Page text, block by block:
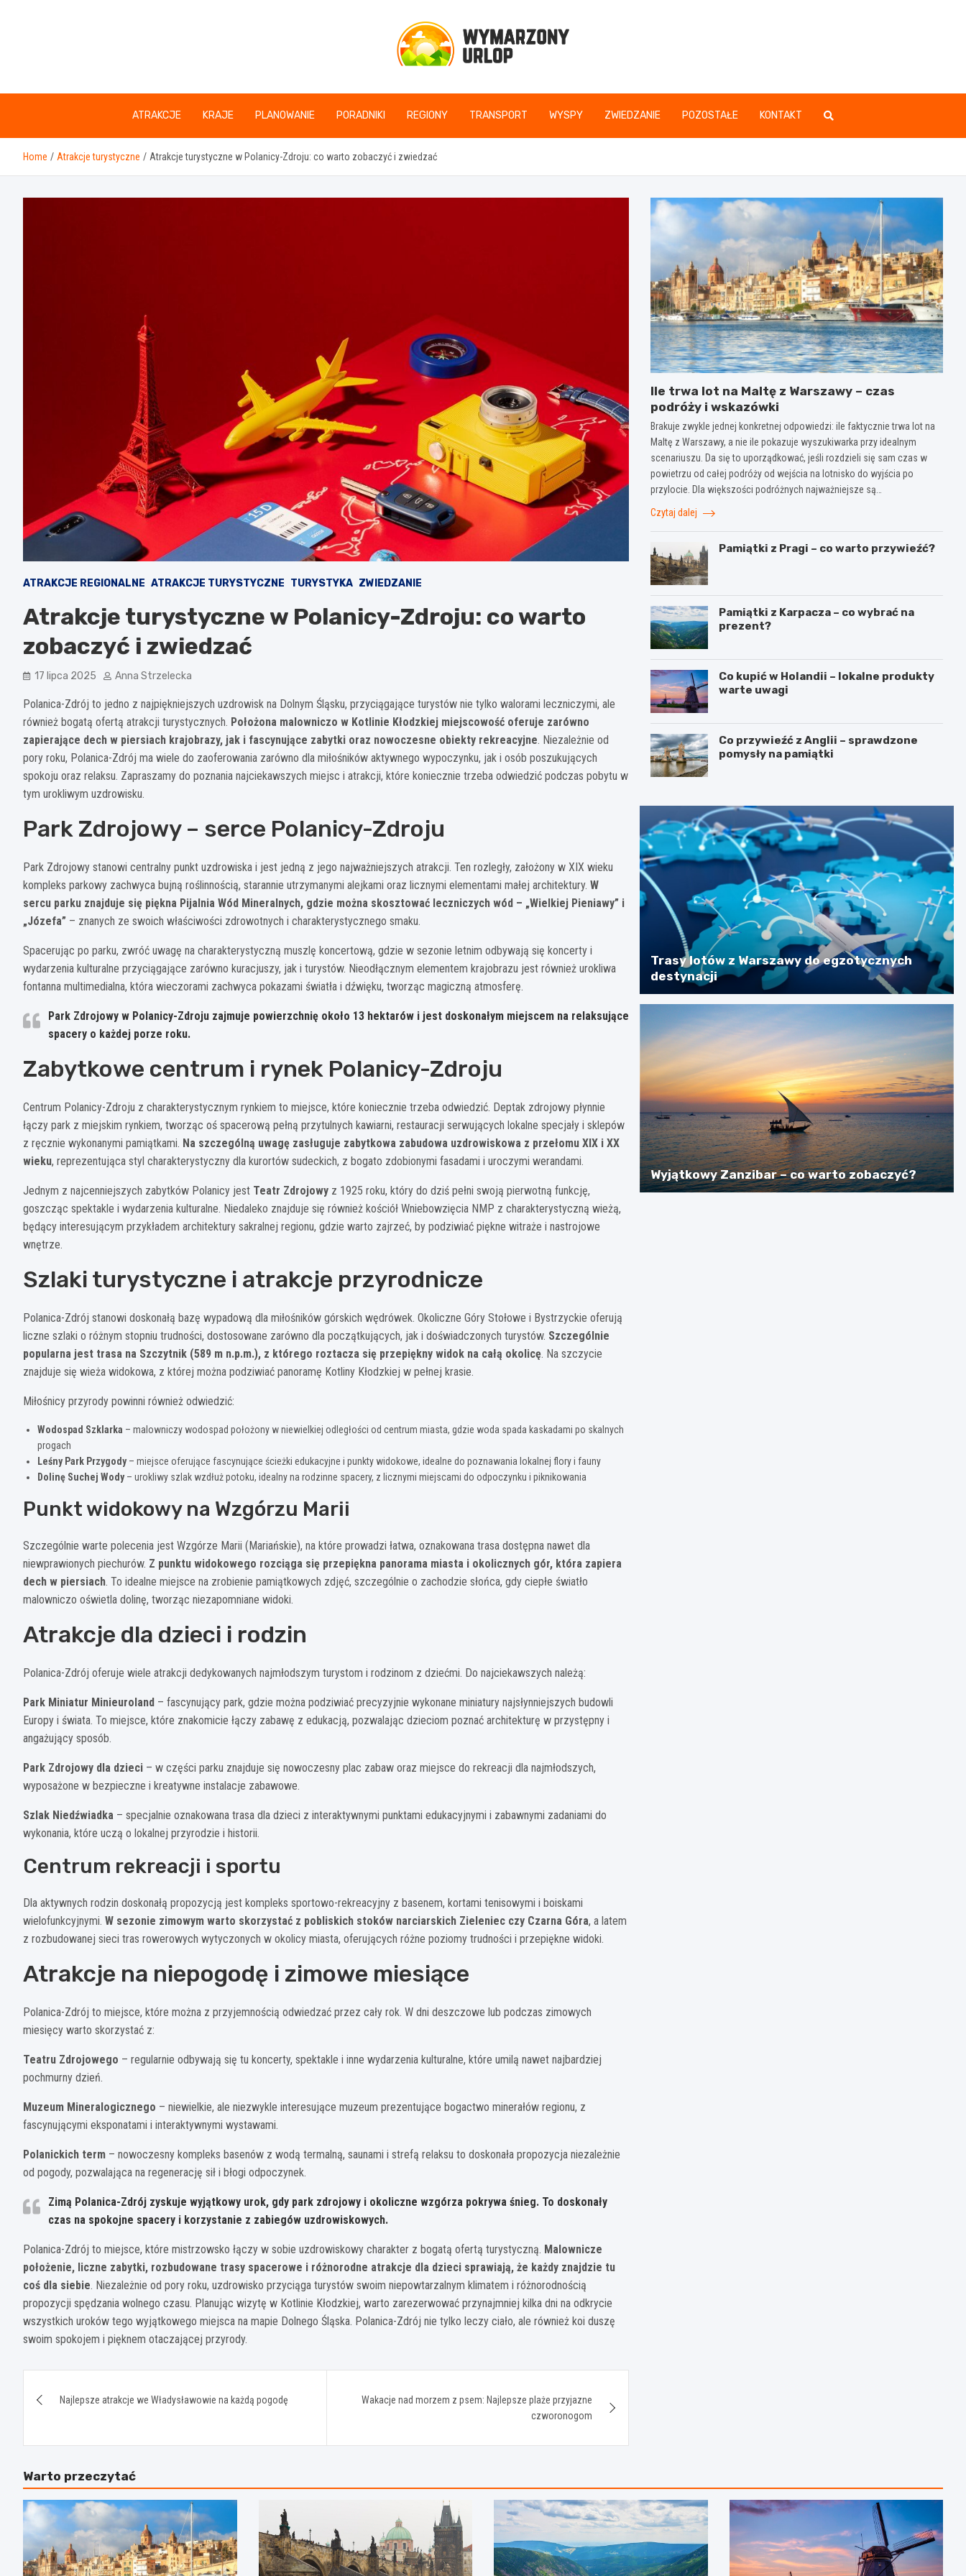
www.wymarzonyurlop.pl
ATRAKCJE KRAJE PLANOWANIE PORADNIKI REGIONY TRANSPORT WYSPY ZWIEDZANIE POZOSTAŁE KONTAKT
Home Atrakcje turystyczne Atrakcje turystyczne w Polanicy-Zdroju: co warto zobaczyć i zwiedzać
ATRAKCJE REGIONALNE ATRAKCJE TURYSTYCZNE TURYSTYKA ZWIEDZANIE
Atrakcje turystyczne w Polanicy-Zdroju: co warto
zobaczyć i zwiedzać
17 lipca 2025 Anna Strzelecka
Polanica-Zdrój to jedno z najpiękniejszych uzdrowisk na Dolnym Śląsku, przyciągające turystów nie tylko walorami leczniczymi, ale
również bogatą ofertą atrakcji turystycznych. Położona malowniczo w Kotlinie Kłodzkiej miejscowość oferuje zarówno
zapierające dech w piersiach krajobrazy, jak i fascynujące zabytki oraz nowoczesne obiekty rekreacyjne. Niezależnie od
pory roku, Polanica-Zdrój ma wiele do zaoferowania zarówno dla miłośników aktywnego wypoczynku, jak i osób poszukujących
spokoju oraz relaksu. Zapraszamy do poznania najciekawszych miejsc i atrakcji, które koniecznie trzeba odwiedzić podczas pobytu w
tym urokliwym uzdrowisku.
Park Zdrojowy – serce Polanicy-Zdroju
Park Zdrojowy stanowi centralny punkt uzdrowiska i jest jedną z jego najważniejszych atrakcji. Ten rozległy, założony w XIX wieku
kompleks parkowy zachwyca bujną roślinnością, starannie utrzymanymi alejkami oraz licznymi elementami małej architektury. W
sercu parku znajduje się piękna Pijalnia Wód Mineralnych, gdzie można skosztować leczniczych wód – „Wielkiej Pieniawy” i
„Józefa” – znanych ze swoich właściwości zdrowotnych i charakterystycznego smaku.
Spacerując po parku, zwróć uwagę na charakterystyczną muszlę koncertową, gdzie w sezonie letnim odbywają się koncerty i
wydarzenia kulturalne przyciągające zarówno kuracjuszy, jak i turystów. Nieodłącznym elementem krajobrazu jest również urokliwa
fontanna multimedialna, która wieczorami zachwyca pokazami światła i dźwięku, tworząc magiczną atmosferę.
Park Zdrojowy w Polanicy-Zdroju zajmuje powierzchnię około 13 hektarów i jest doskonałym miejscem na relaksujące
spacery o każdej porze roku.
Zabytkowe centrum i rynek Polanicy-Zdroju
Centrum Polanicy-Zdroju z charakterystycznym rynkiem to miejsce, które koniecznie trzeba odwiedzić. Deptak zdrojowy płynnie
łączy park z miejskim rynkiem, tworząc oś spacerową pełną przytulnych kawiarni, restauracji serwujących lokalne specjały i sklepów
z ręcznie wykonanymi pamiątkami. Na szczególną uwagę zasługuje zabytkowa zabudowa uzdrowiskowa z przełomu XIX i XX
wieku, reprezentująca styl charakterystyczny dla kurortów sudeckich, z bogato zdobionymi fasadami i uroczymi werandami.
Jednym z najcenniejszych zabytków Polanicy jest Teatr Zdrojowy z 1925 roku, który do dziś pełni swoją pierwotną funkcję,
goszcząc spektakle i wydarzenia kulturalne. Niedaleko znajduje się również kościół Wniebowzięcia NMP z charakterystyczną wieżą,
będący interesującym przykładem architektury sakralnej regionu, gdzie warto zajrzeć, by podziwiać piękne witraże i nastrojowe
wnętrze.
Szlaki turystyczne i atrakcje przyrodnicze
Polanica-Zdrój stanowi doskonałą bazę wypadową dla miłośników górskich wędrówek. Okoliczne Góry Stołowe i Bystrzyckie oferują
liczne szlaki o różnym stopniu trudności, dostosowane zarówno dla początkujących, jak i doświadczonych turystów. Szczególnie
popularna jest trasa na Szczytnik (589 m n.p.m.), z którego roztacza się przepiękny widok na całą okolicę. Na szczycie
znajduje się wieża widokowa, z której można podziwiać panoramę Kotliny Kłodzkiej w pełnej krasie.
Miłośnicy przyrody powinni również odwiedzić:
Wodospad Szklarka – malowniczy wodospad położony w niewielkiej odległości od centrum miasta, gdzie woda spada kaskadami po skalnych
progach
Leśny Park Przygody– miejsce oferujące fascynujące ścieżki edukacyjne i punkty widokowe, idealne do poznawania lokalnej flory i fauny
Dolinę Suchej Wody– urokliwy szlak wzdłuż potoku, idealny na rodzinne spacery, z licznymi miejscami do odpoczynku i piknikowania
Punkt widokowy na Wzgórzu Marii
Szczególnie warte polecenia jest Wzgórze Marii (Mariańskie), na które prowadzi łatwa, oznakowana trasa dostępna nawet dla
niewprawionych piechurów. Z punktu widokowego rozciąga się przepiękna panorama miasta i okolicznych gór, która zapiera
dech w piersiach. To idealne miejsce na zrobienie pamiątkowych zdjęć, szczególnie o zachodzie słońca, gdy ciepłe światło
malowniczo oświetla dolinę, tworząc niezapomniane widoki.
Atrakcje dla dzieci i rodzin
Polanica-Zdrój oferuje wiele atrakcji dedykowanych najmłodszym turystom i rodzinom z dziećmi. Do najciekawszych należą:
Park Miniatur Minieuroland – fascynujący park, gdzie można podziwiać precyzyjnie wykonane miniatury najsłynniejszych budowli
Europy i świata. To miejsce, które znakomicie łączy zabawę z edukacją, pozwalając dzieciom poznać architekturę w przystępny i
angażujący sposób.
Park Zdrojowy dla dzieci – w części parku znajduje się nowoczesny plac zabaw oraz miejsce do rekreacji dla najmłodszych,
wyposażone w bezpieczne i kreatywne instalacje zabawowe.
Szlak Niedźwiadka – specjalnie oznakowana trasa dla dzieci z interaktywnymi punktami edukacyjnymi i zabawnymi zadaniami do
wykonania, które uczą o lokalnej przyrodzie i historii.
Centrum rekreacji i sportu
Dla aktywnych rodzin doskonałą propozycją jest kompleks sportowo-rekreacyjny z basenem, kortami tenisowymi i boiskami
wielofunkcyjnymi. W sezonie zimowym warto skorzystać z pobliskich stoków narciarskich Zieleniec czy Czarna Góra, a latem
z rozbudowanej sieci tras rowerowych wytyczonych w okolicy miasta, oferujących różne poziomy trudności i przepiękne widoki.
Atrakcje na niepogodę i zimowe miesiące
Polanica-Zdrój to miejsce, które można z przyjemnością odwiedzać przez cały rok. W dni deszczowe lub podczas zimowych
miesięcy warto skorzystać z:
Teatru Zdrojowego – regularnie odbywają się tu koncerty, spektakle i inne wydarzenia kulturalne, które umilą nawet najbardziej
pochmurny dzień.
Muzeum Mineralogicznego – niewielkie, ale niezwykle interesujące muzeum prezentujące bogactwo minerałów regionu, z
fascynującymi eksponatami i interaktywnymi wystawami.
Polanickich term – nowoczesny kompleks basenów z wodą termalną, saunami i strefą relaksu to doskonała propozycja niezależnie
od pogody, pozwalająca na regenerację sił i błogi odpoczynek.
Zimą Polanica-Zdrój zyskuje wyjątkowy urok, gdy park zdrojowy i okoliczne wzgórza pokrywa śnieg. To doskonały
czas na spokojne spacery i korzystanie z zabiegów uzdrowiskowych.
Polanica-Zdrój to miejsce, które mistrzowsko łączy w sobie uzdrowiskowy charakter z bogatą ofertą turystyczną. Malownicze
położenie, liczne zabytki, rozbudowane trasy spacerowe i różnorodne atrakcje dla dzieci sprawiają, że każdy znajdzie tu
coś dla siebie. Niezależnie od pory roku, uzdrowisko przyciąga turystów swoim niepowtarzalnym klimatem i różnorodnością
propozycji spędzania wolnego czasu. Planując wizytę w Kotlinie Kłodzkiej, warto zarezerwować przynajmniej kilka dni na odkrycie
wszystkich uroków tego wyjątkowego miejsca na mapie Dolnego Śląska. Polanica-Zdrój nie tylko leczy ciało, ale również koi duszę
swoim spokojem i pięknem otaczającej przyrody.
wpisuNajlepsze atrakcje we Władysławowie na każdą pogodę
Wakacje nad morzem z psem: Najlepsze plaże przyjazne
czworonogom
Ile trwa lot na Maltę z Warszawy – czas
podróży i wskazówki
Brakuje zwykle jednej konkretnej odpowiedzi: ile faktycznie trwa lot na
Maltę z Warszawy, a nie ile pokazuje wyszukiwarka przy idealnym
scenariuszu. Da się to uporządkować, jeśli rozdzieli się sam czas w
powietrzu od całej podróży od wejścia na lotnisko do wyjścia po
przylocie. Dla większości podróżnych najważniejsze są…
Czytaj dalej
Pamiątki z Pragi – co warto przywieźć?
Pamiątki z Karpacza – co wybrać na
prezent?
Co kupić w Holandii – lokalne produkty
warte uwagi
Co przywieźć z Anglii – sprawdzone
pomysły na pamiątki
Trasy lotów z Warszawy do egzotycznych
destynacji
Wyjątkowy Zanzibar – co warto zobaczyć?
Warto przeczytać